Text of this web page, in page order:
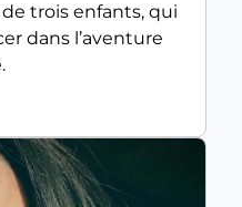
trois enfants, qui
dans l’aventure